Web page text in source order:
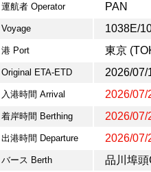
運航者 Operator PAN
Voyage 1038E/
港 Port 東京
Original ETA-ETD 2026/07/
入港時間 Arrival 2026/07/
着岸時間 Berthing 2026/07/
出港時間 Departure 2026/07/
バース Berth 品川埠